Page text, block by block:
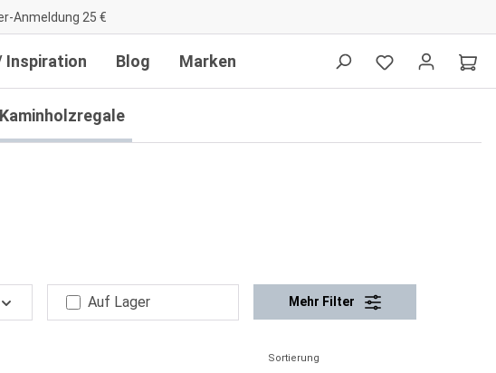
Anmeldung 25 €
Inspiration Blog Marken
Kaminholzregale
Auf Lager Mehr Filter
Sortierung